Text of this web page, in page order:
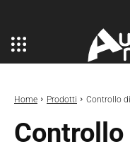
Home Prodotti Controllo